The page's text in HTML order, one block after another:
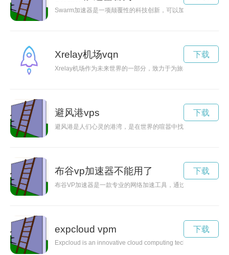
Swarm加速器是一项颠覆性的科技创新，可以加速创新项目的
Xrelay机场vqn
Xrelay机场作为未来世界的一部分，致力于为旅客提供更加便
下载
避风港vps
避风港是人们心灵的港湾，是在世界的喧嚣中找到一片宁静的
下载
布谷vp加速器不能用了
布谷VP加速器是一款专业的网络加速工具，通过加密网络连接
下载
expcloud vpm
Expcloud is an innovative cloud computing technology that is
下载